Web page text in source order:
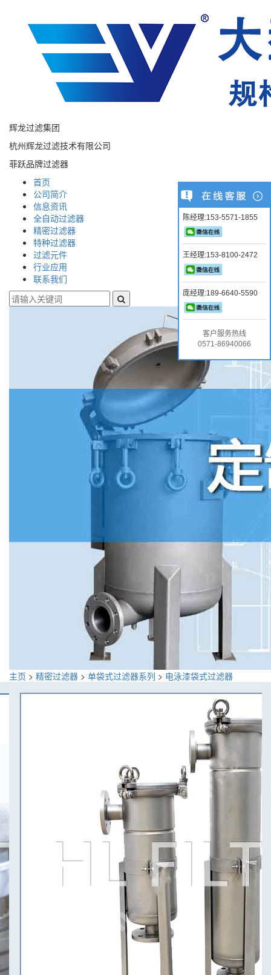
辉龙过滤集团
杭州辉龙过滤技术有限公司
菲跃品牌过滤器
首页
公司简介
信息资讯
全自动过滤器
精密过滤器
特种过滤器
过滤元件
行业应用
联系我们
主页 > 精密过滤器 > 单袋式过滤器系列 > 电泳漆袋式过滤器
陈经理:153-5571-1855
王经理:153-8100-2472
庞经理:189-6640-5590
客户服务热线
0571-86940066